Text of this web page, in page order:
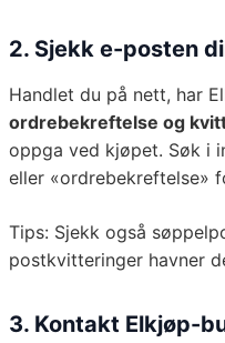
2. Sjekk e-posten
Handlet du på nett, har
ordrebekreftelse og
oppga ved kjøpet. Søk i
eller «ordrebekreftelse»
Tips: Sjekk også
postkvitteringer havner
3. Kontakt Elkjøp-